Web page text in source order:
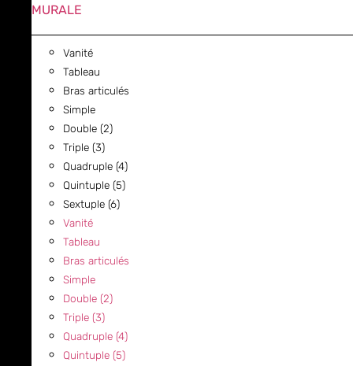
MURALE
Vanité
Tableau
Bras articulés
Simple
Double (2)
Triple (3)
Quadruple (4)
Quintuple (5)
Sextuple (6)
Vanité
Tableau
Bras articulés
Simple
Double (2)
Triple (3)
Quadruple (4)
Quintuple (5)